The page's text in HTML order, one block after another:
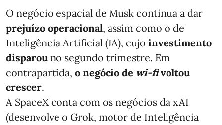
O negócio espacial de Musk continua a dar
prejuízo operacional, assim como o de
Inteligência Artificial (IA), cujo investimento
disparou no segundo trimestre. Em
contrapartida, o negócio de wi-fivoltou
crescer.
A SpaceX conta com os negócios da xAI
(desenvolve o Grok, motor de Inteligência